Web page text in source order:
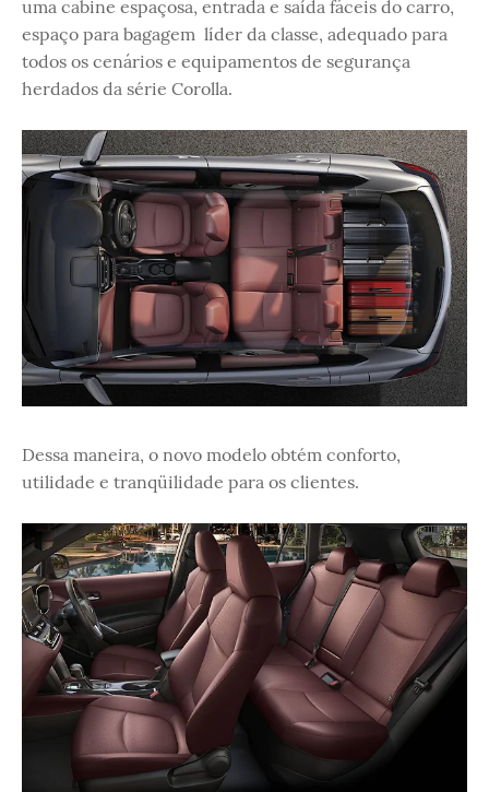
uma cabine espaçosa, entrada e saída fáceis do carro,
espaço para bagagem líder da classe, adequado para
todos os cenários e equipamentos de segurança
herdados da série Corolla.
Dessa maneira, o novo modelo obtém conforto,
utilidade e tranqüilidade para os clientes.